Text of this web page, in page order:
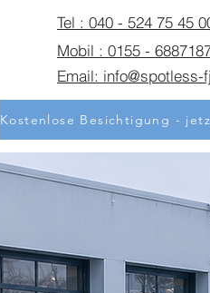
Tel : 040 - 524 75 45
Mobil : 0155 -
Email: info@spotless-
Kostenlose Besichtigung -